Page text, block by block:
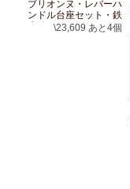
ブリオンヌ・レバーハ
ンドル台座セット・鉄
赤錆ワックス
\23,609 あと4個